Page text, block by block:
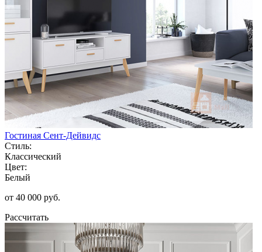
Гостиная Сент-Дейвидс
Стиль:
Классический
Цвет:
Белый
от 40 000 руб.
Рассчитать